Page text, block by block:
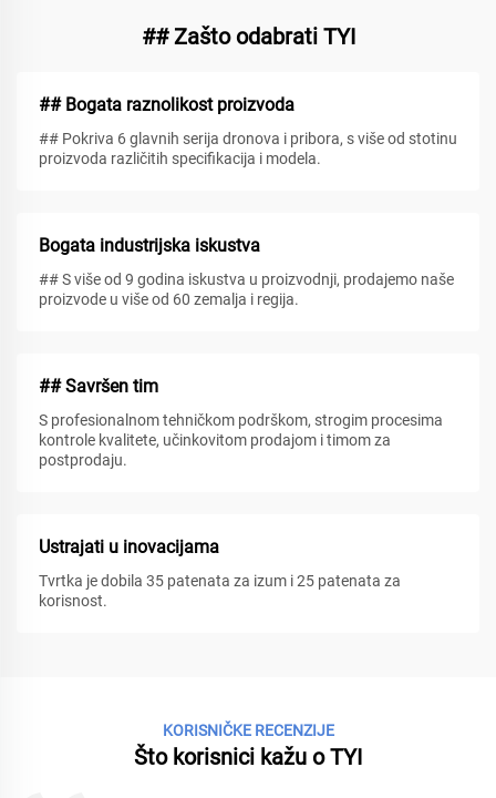
## Zašto odabrati TYI
## Bogata raznolikost proizvoda
## Pokriva 6 glavnih serija dronova i pribora, s više od stotinu
proizvoda različitih specifikacija i modela.
Bogata industrijska iskustva
## S više od 9 godina iskustva u proizvodnji, prodajemo naše
proizvode u više od 60 zemalja i regija.
## Savršen tim
S profesionalnom tehničkom podrškom, strogim procesima
kontrole kvalitete, učinkovitom prodajom i timom za
postprodaju.
Ustrajati u inovacijama
Tvrtka je dobila 35 patenata za izum i 25 patenata za
korisnost.
KORISNIČKE RECENZIJE
Što korisnici kažu o TYI